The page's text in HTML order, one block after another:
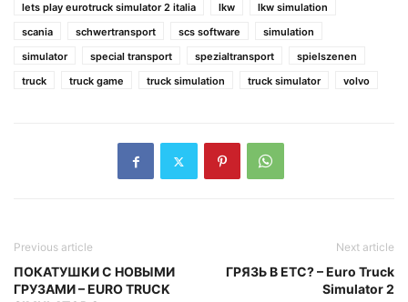
lets play eurotruck simulator 2 italia
lkw
lkw simulation
scania
schwertransport scs software
simulation
simulator
special transport spezialtransport
spielszenen
truck
truck game truck simulation truck simulator volvo
Previous article
ПОКАТУШКИ С НОВЫМИ
ГРУЗАМИ – EURO TRUCK
Next article
ГРЯЗЬ В ЕТС? – Euro Truck
Simulator 2